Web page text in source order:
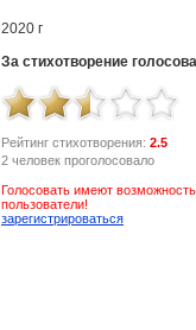
2020 г
За стихотворение
Рейтинг стихотворения: 2.5
2 человек проголосовало
Голосовать имеют
пользователи!
зарегистрироваться